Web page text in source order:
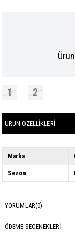
1 2
ÜRÜN ÖZELLIKLERI
Marka
Sezon
YORUMLAR(0)
ÖDEME SEÇENEKLERI